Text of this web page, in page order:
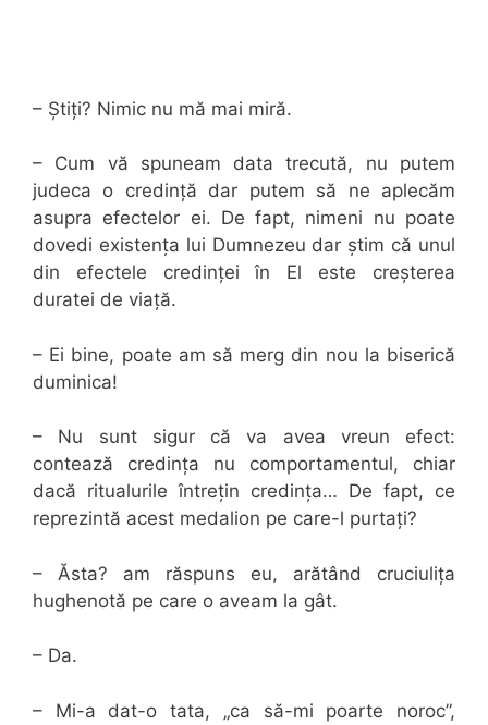
– Știți? Nimic nu mă mai miră.
– Cum vă spuneam data trecută, nu putem
judeca o credință dar putem să ne aplecăm
asupra efectelor ei. De fapt, nimeni nu poate
dovedi existența lui Dumnezeu dar știm că unul
din efectele credinței în El este creșterea
duratei de viață.
– Ei bine, poate am să merg din nou la biserică
duminica!
– Nu sunt sigur că va avea vreun efect:
contează credința nu comportamentul, chiar
dacă ritualurile întrețin credința… De fapt, ce
reprezintă acest medalion pe care-l purtați?
– Ăsta? am răspuns eu, arătând cruciulița
hughenotă pe care o aveam la gât.
– Da.
– Mi-a dat-o tata, „ca să-mi poarte noroc”,